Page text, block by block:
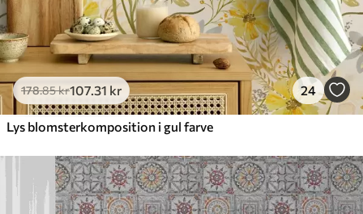
448 .33 269.00kr/m²
Premium vinyl
516.67310.00kr/m²
178.85kr107.31 kr 24
Lys blomsterkomposition i gul farve